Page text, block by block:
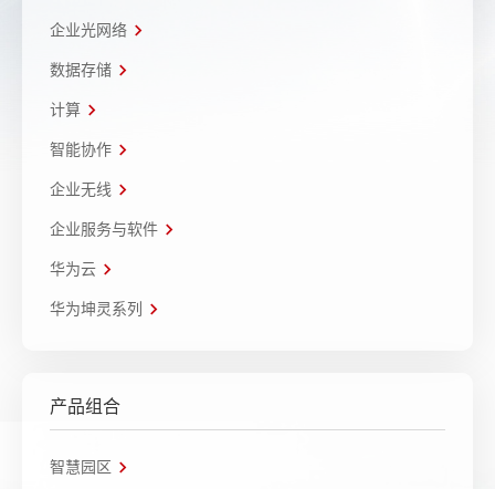
企业光网络
数据存储
计算
智能协作
企业无线
企业服务与软件
华为云
华为坤灵系列
产品组合
智慧园区